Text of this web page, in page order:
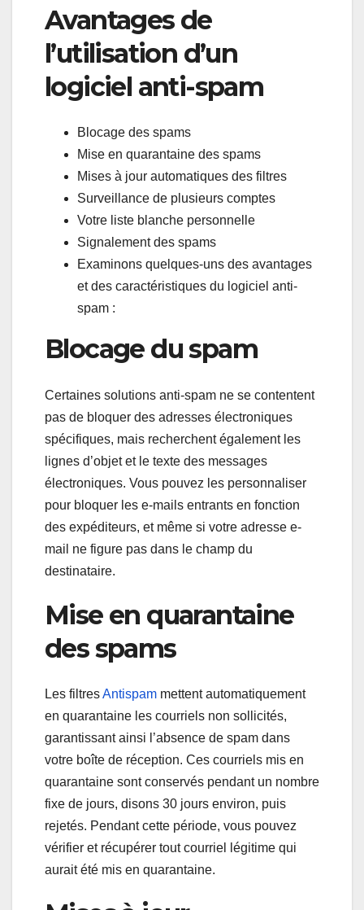
Avantages de
l’utilisation d’un
logiciel anti-spam
Blocage des spams
Mise en quarantaine des spams
Mises à jour automatiques des filtres
Surveillance de plusieurs comptes
Votre liste blanche personnelle
Signalement des spams
Examinons quelques-uns des avantages
et des caractéristiques du logiciel anti-
spam :
Blocage du spam
Certaines solutions anti-spam ne se contentent
pas de bloquer des adresses électroniques
spécifiques, mais recherchent également les
lignes d’objet et le texte des messages
électroniques. Vous pouvez les personnaliser
pour bloquer les e-mails entrants en fonction
des expéditeurs, et même si votre adresse e-
mail ne figure pas dans le champ du
destinataire.
Mise en quarantaine
des spams
Les filtresAntispam mettent automatiquement
en quarantaine les courriels non sollicités,
garantissant ainsi l’absence de spam dans
votre boîte de réception. Ces courriels mis en
quarantaine sont conservés pendant un nombre
fixe de jours, disons 30 jours environ, puis
rejetés. Pendant cette période, vous pouvez
vérifier et récupérer tout courriel légitime qui
aurait été mis en quarantaine.